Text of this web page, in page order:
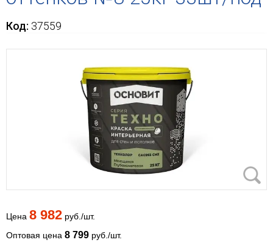
Код: 37559
Цена 8 982 руб./шт.
Оптовая цена 8 799 руб./шт.